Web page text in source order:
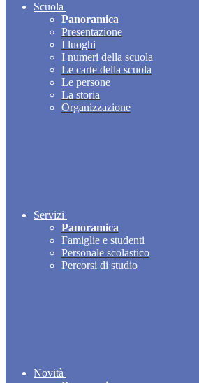
Scuola
Panoramica
Presentazione
I luoghi
I numeri della scuola
Le carte della scuola
Le persone
La storia
Organizzazione
Servizi
Panoramica
Famiglie e studenti
Personale scolastico
Percorsi di studio
Novità